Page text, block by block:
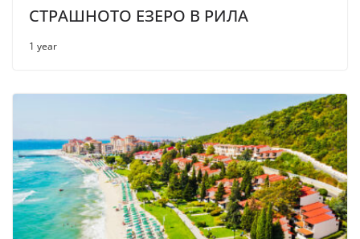
СТРАШНОТО ЕЗЕРО В РИЛА
1 year